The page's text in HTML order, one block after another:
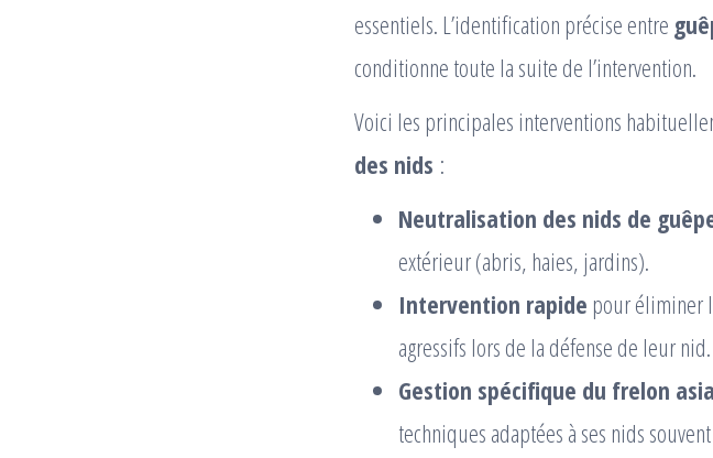
essentiels. L’identification précise entre
conditionne toute la suite de l’intervention.
Voici les principales interventions
des nids :
Neutralisation des nids de
extérieur (abris, haies, jardins).
Intervention rapide pour éliminer
agressifs lors de la défense de leur nid.
Gestion spécifique du frelon
techniques adaptées à ses nids